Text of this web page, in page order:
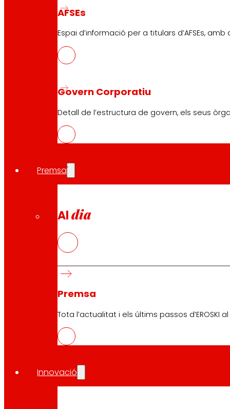
AFSEs
Espai d’informació per a titulars d’AFSEs,
Govern Corporatiu
Detall de l’estructura de govern, els seus
Premsa
Aldia
Premsa
Tota l’actualitat i els últims passos d’EROSKI
Innovació
Atenció al Client
Formulari de contacte
Botigues en línia
Retirades de producte
Formes de pagament
Seguretat i confiança
Premis i reconeixements
Descarrega l'APP del club
Condicions generals del Club